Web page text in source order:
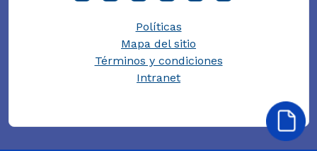
Políticas
Mapa del sitio
Términos y condiciones
Intranet